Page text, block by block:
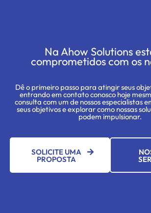
Na Ahow Solutions
comprometidos com os
Dê o primeiro passo para atingir seus
entrando em contato conosco hoje
consulta com um de nossos especialistas
seus objetivos e explorar como nossas
podem impulsionar.
SOLICITE UMA
PROPOSTA